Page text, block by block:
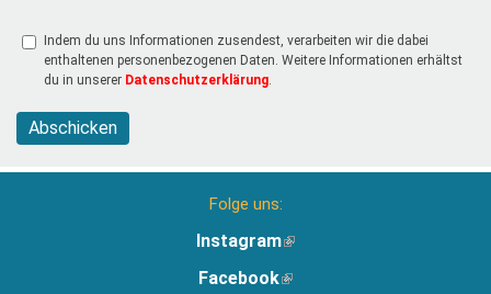
Indem du uns Informationen zusendest, verarbeiten wir die dabei
enthaltenen personenbezogenen Daten. Weitere Informationen erhältst
du in unserer Datenschutzerklärung
Abschicken
Folge uns:
Instagram(Link
extern)
Facebook(Link